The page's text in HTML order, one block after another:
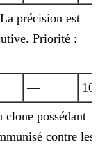
précision est
Priorité :
— 10
clone possédant
contre les